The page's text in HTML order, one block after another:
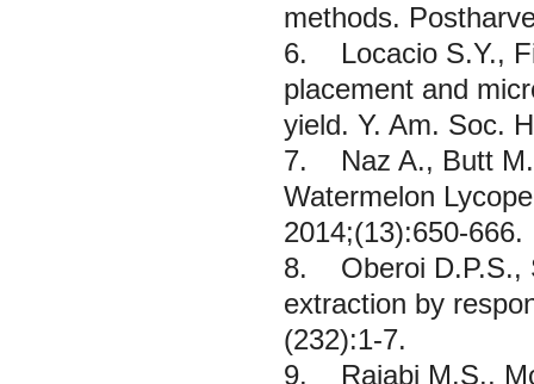
methods.
6. Locacio S.Y.,
placement and
yield. Y. Am. Soc.
7. Naz A., Butt
Watermelon
2014;(13):650-666.
8. Oberoi D.P.S.,
extraction by
(232):1-7.
9. Rajabi M.S.,